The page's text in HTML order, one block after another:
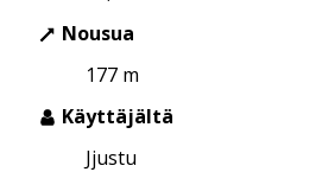
Nousua
177 m
Käyttäjältä
Jjustu